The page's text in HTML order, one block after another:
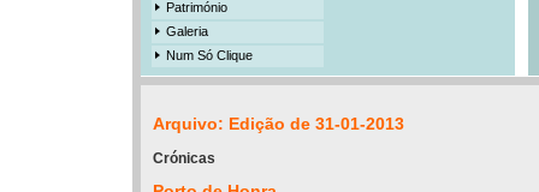
Património
Galeria
Num Só Clique
Arquivo: Edição de 31-01-2013
Crónicas